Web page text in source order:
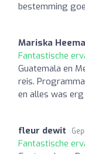
bestemming
Mariska
Fantastische
Guatemala en
reis.
en alles was
fleur dewit
Fantastische